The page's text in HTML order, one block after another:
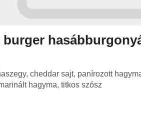
HALAK
most zárva. Nyitás: Szombat
indulunk! Más irányokban :9:25-ig
tájékoztató jellegűek, eltérés előfordul!
burger
cheddar sajt, panírozott
hagyma, titkos szósz